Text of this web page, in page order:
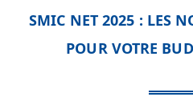
SMIC NET 2025 : LES
POUR VOTRE